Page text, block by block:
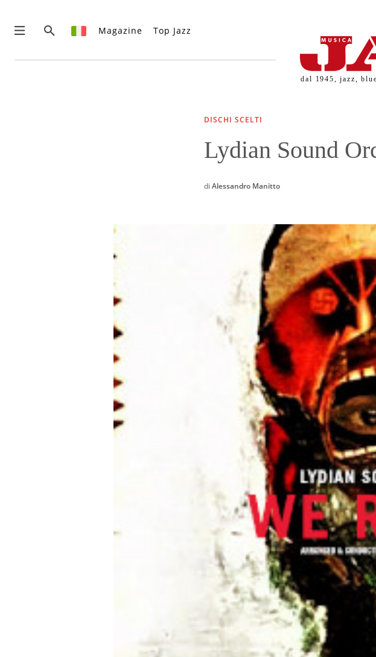
Musica
in
Magazine Top Jazz
dal 1945, jazz,
DISCHI SCELTI
Lydian Sound
di Alessandro Manitto